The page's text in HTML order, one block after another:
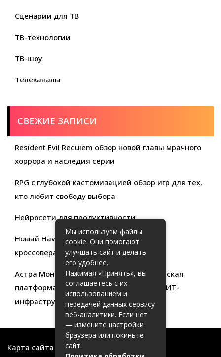
Сценарии для ТВ
ТВ-технологии
ТВ-шоу
Телеканалы
СВЕЖИЕ ЗАПИСИ
Resident Evil Requiem обзор новой главы мрачного
хоррора и наследия серии
RPG с глубокой кастомизацией обзор игр для тех,
кто любит свободу выбора
Нейросети для продуктивности
Новый Haval Jolion: обзор современного
кроссовера для активной жизни
Астра Мониторинг: Современная российская
платформа для эффективного контроля ИТ-
инфраструктуры
Карта сайта
Мы используем файлы
cookie. Они помогают
улучшать сайт и делать
его удобнее.
Нажимая «Принять», вы
соглашаетесь с их
использованием и
передачей данных сервису
веб-аналитики. Если нет
— измените настройки
браузера или покиньте
сайт.